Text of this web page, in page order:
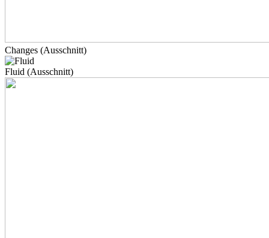
Changes (Ausschnitt)
Fluid (Ausschnitt)